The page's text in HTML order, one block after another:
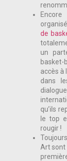
de
un
accès à
dans
qu’ils
le top
rougir !
Art sont